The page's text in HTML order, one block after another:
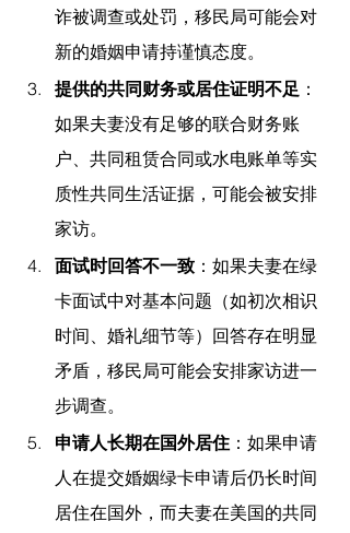
诈被调查或处罚，移民局可能会对
新的婚姻申请持谨慎态度。
提供的共同财务或居住证明不足 ：
如果夫妻没有足够的联合财务账
户、共同租赁合同或水电账单等实
质性共同生活证据，可能会被安排
家访。
面试时回答不一致 ：如果夫妻在绿
卡面试中对基本问题（如初次相识
时间、婚礼细节等）回答存在明显
矛盾，移民局可能会安排家访进一
步调查。
申请人长期在国外居住 ：如果申请
人在提交婚姻绿卡申请后仍长时间
居住在国外，而夫妻在美国的共同